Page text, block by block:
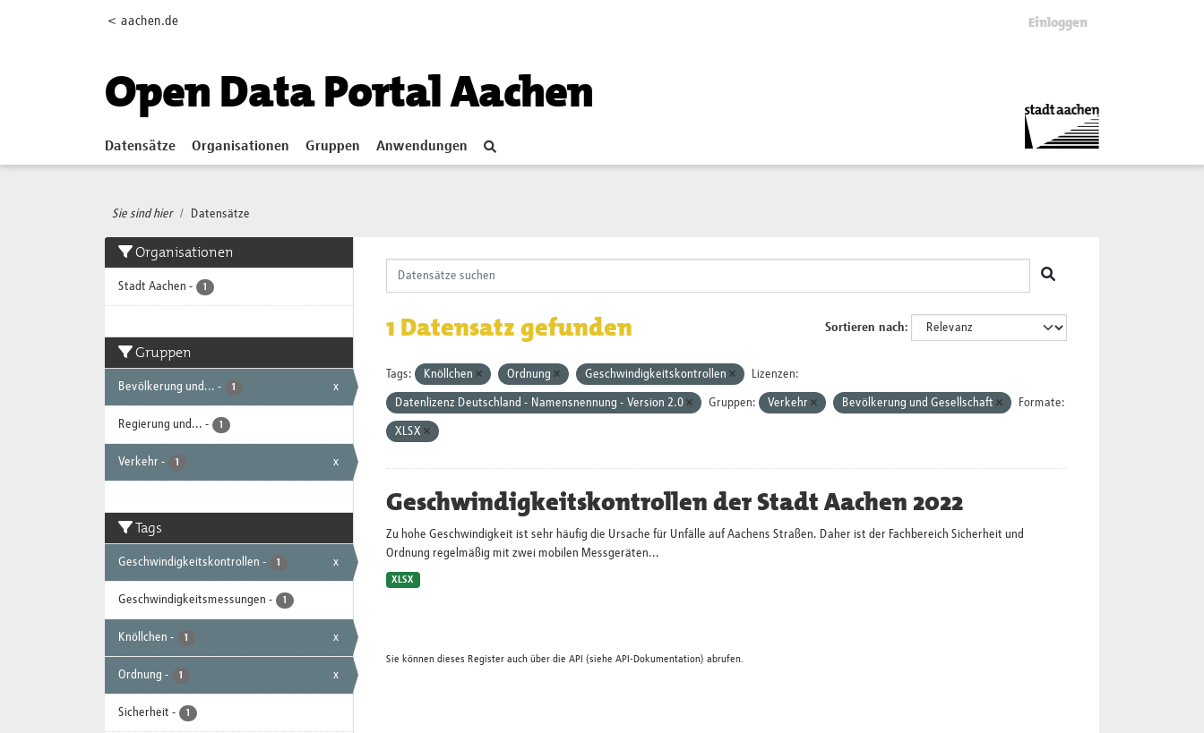
< aachen.de Einloggen
Open Data Portal Aachen
Datensätze Organisationen Gruppen Anwendungen
Sie sind hier Datensätze
Organisationen
Stadt Aachen - 1
Gruppen
Bevölkerung und... - 1 x
Regierung und... - 1
Verkehr - 1 x
Tags
Geschwindigkeitskontrollen - 1 x
Geschwindigkeitsmessungen - 1
Knöllchen - 1 x
Ordnung - 1 x
Sicherheit - 1
Sortieren nach
1 Datensatz gefunden
Tags: Knöllchen Ordnung Geschwindigkeitskontrollen Lizenzen:
Datenlizenz Deutschland - Namensnennung - Version 2.0 Gruppen: Verkehr Bevölkerung und Gesellschaft Formate:
XLSX
Geschwindigkeitskontrollen der Stadt Aachen 2022
Zu hohe Geschwindigkeit ist sehr häufig die Ursache für Unfälle auf Aachens Straßen. Daher ist der Fachbereich Sicherheit und
Ordnung regelmäßig mit zwei mobilen Messgeräten...
XLSX
Sie können dieses Register auch über die API (siehe API-Dokumentation) abrufen.